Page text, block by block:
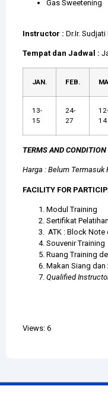
Gas Sweetening
Instructor : Dr.Ir.
Tempat dan Jadwal :
JAN. FEB.
13-
15
24-
27
12-
14
TERMS AND CONDITION
Harga : Belum Termasuk
FACILITY FOR
Modul Training
Sertifikat Pelatihan
ATK : Block
Souvenir Training
Ruang Training
Makan Siang dan
Qualified
Views: 6